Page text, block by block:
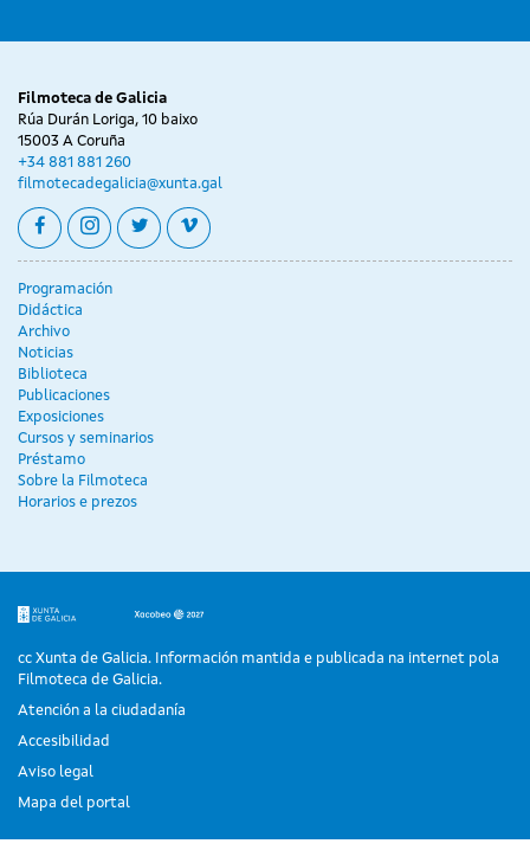
Filmoteca de Galicia
Rúa Durán Loriga, 10 baixo
15003 A Coruña
+34 881 881 260
filmotecadegalicia@xunta.gal
facebookinstagram
twittervimeo
Programación
Didáctica
Archivo
Noticias
Biblioteca
Publicaciones
Exposiciones
Cursos y seminarios
Préstamo
Sobre la Filmoteca
Horarios e prezos
cc Xunta de Galicia. Información mantida e publicada na internet pola
Filmoteca de Galicia.
Atención a la ciudadanía
Accesibilidad
Aviso legal
Mapa del portal